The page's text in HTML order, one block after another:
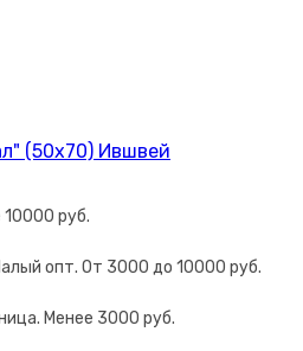
(50х70) Ившвей